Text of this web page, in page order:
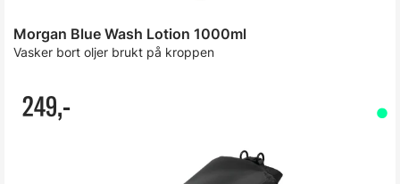
Morgan Blue Wash Lotion 1000ml
Vasker bort oljer brukt på kroppen
249,-